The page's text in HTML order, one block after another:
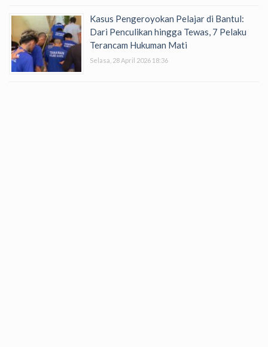
Kasus Pengeroyokan Pelajar di Bantul:
Dari Penculikan hingga Tewas, 7 Pelaku
Terancam Hukuman Mati
Selasa, 28 April 2026 18:36